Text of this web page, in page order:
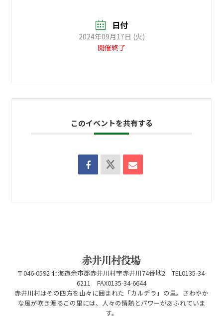
日付
2024年09月17日 (火)
開催終了
このイベントを共有する
〒046-0592 北海道余市郡赤井川村字赤井川74番地2 TEL0135-34-
6211 FAX0135-34-6644
赤井川村はその四方を山々に囲まれた「カルデラ」の里。さわやか
な風が吹き渡るこの里には、人々の情熱とパワーがあふれていま
す。